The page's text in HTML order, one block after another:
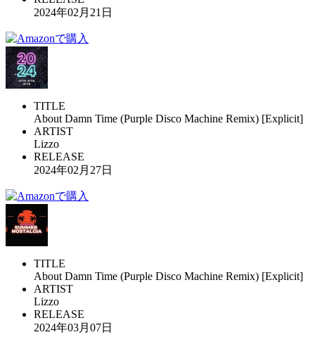
2024年02月21日
TITLE
About Damn Time (Purple Disco Machine Remix) [Explicit]
ARTIST
Lizzo
RELEASE
2024年02月27日
TITLE
About Damn Time (Purple Disco Machine Remix) [Explicit]
ARTIST
Lizzo
RELEASE
2024年03月07日